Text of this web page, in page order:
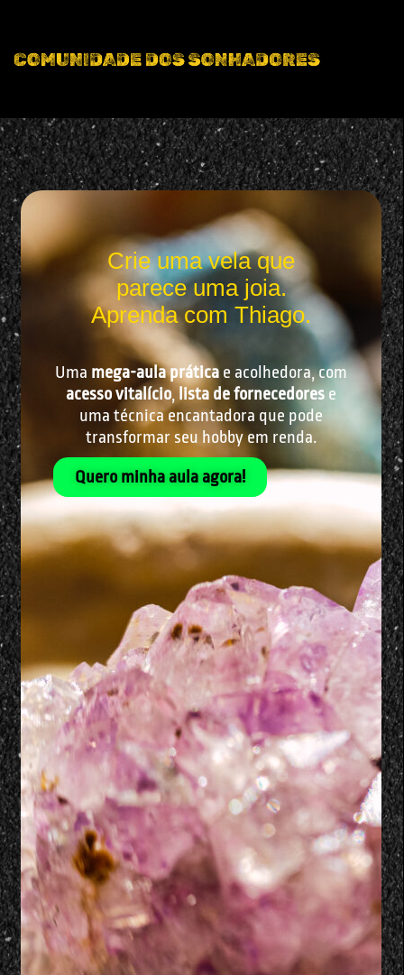
Crie uma vela que
parece uma joia.
Aprenda com Thiago.
Uma mega-aula prática e acolhedora, com
acesso vitalício, lista de fornecedores e
uma técnica encantadora que pode
transformar seu hobby em renda.
Quero minha aula agora!